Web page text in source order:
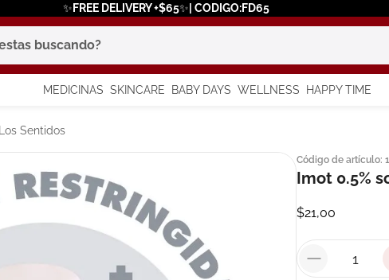
✨FREE DELIVERY +$65✨| CODIGO:FD65
buscando?
MEDICINAS SKINCARE BABY DAYS WELLNESS HAPPY TIME
Sentidos
Código de artículo:
Imot 0.5%
$21,00
más buscados